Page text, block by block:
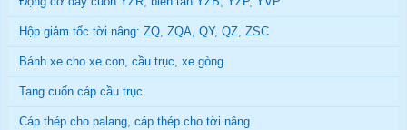
Hộp giảm tốc tời nâng: ZQ, ZQA, QY, QZ, ZSC
Bánh xe cho xe con, cầu trục, xe gòng
Tang cuốn cáp cầu trục
Cáp thép cho palang, cáp thép cho tời nâng